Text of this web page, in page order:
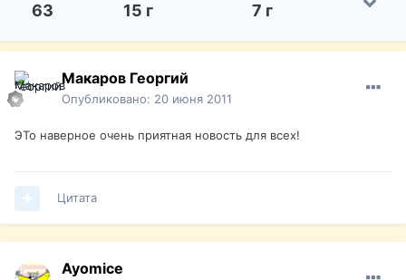
63 15 г 7 г
Макаров Георгий
Опубликовано: 20 июня 2011
ЭТо наверное очень приятная новость для всех!
Цитата
Ayomice